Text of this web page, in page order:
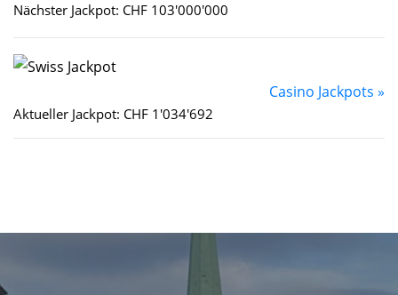
Nächster Jackpot: CHF 103'000'000
Casino Jackpots »
Aktueller Jackpot: CHF 1'034'692